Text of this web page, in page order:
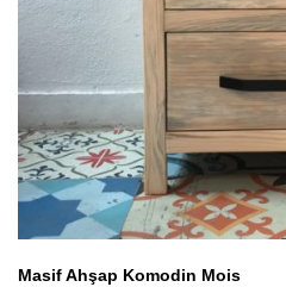
Masif Ahşap Komodin Mois